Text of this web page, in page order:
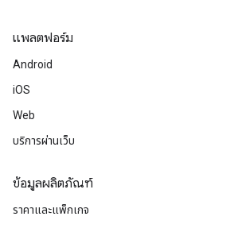
แพลตฟอร์ม
Android
iOS
Web
บริการผ่านเว็บ
ข้อมูลผลิตภัณฑ์
ราคาและแพ็กเกจ